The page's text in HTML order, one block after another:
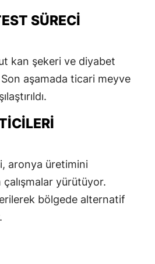
SÜRECI
kan şekeri ve diyabet
aşamada ticari meyve
aronya üretimini
çalışmalar yürütüyor.
bölgede alternatif